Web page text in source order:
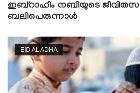
ഇബ്‌റാഹീം നബിയുടെ
ബലിപെരുന്നാള്‍
EID AL ADHA